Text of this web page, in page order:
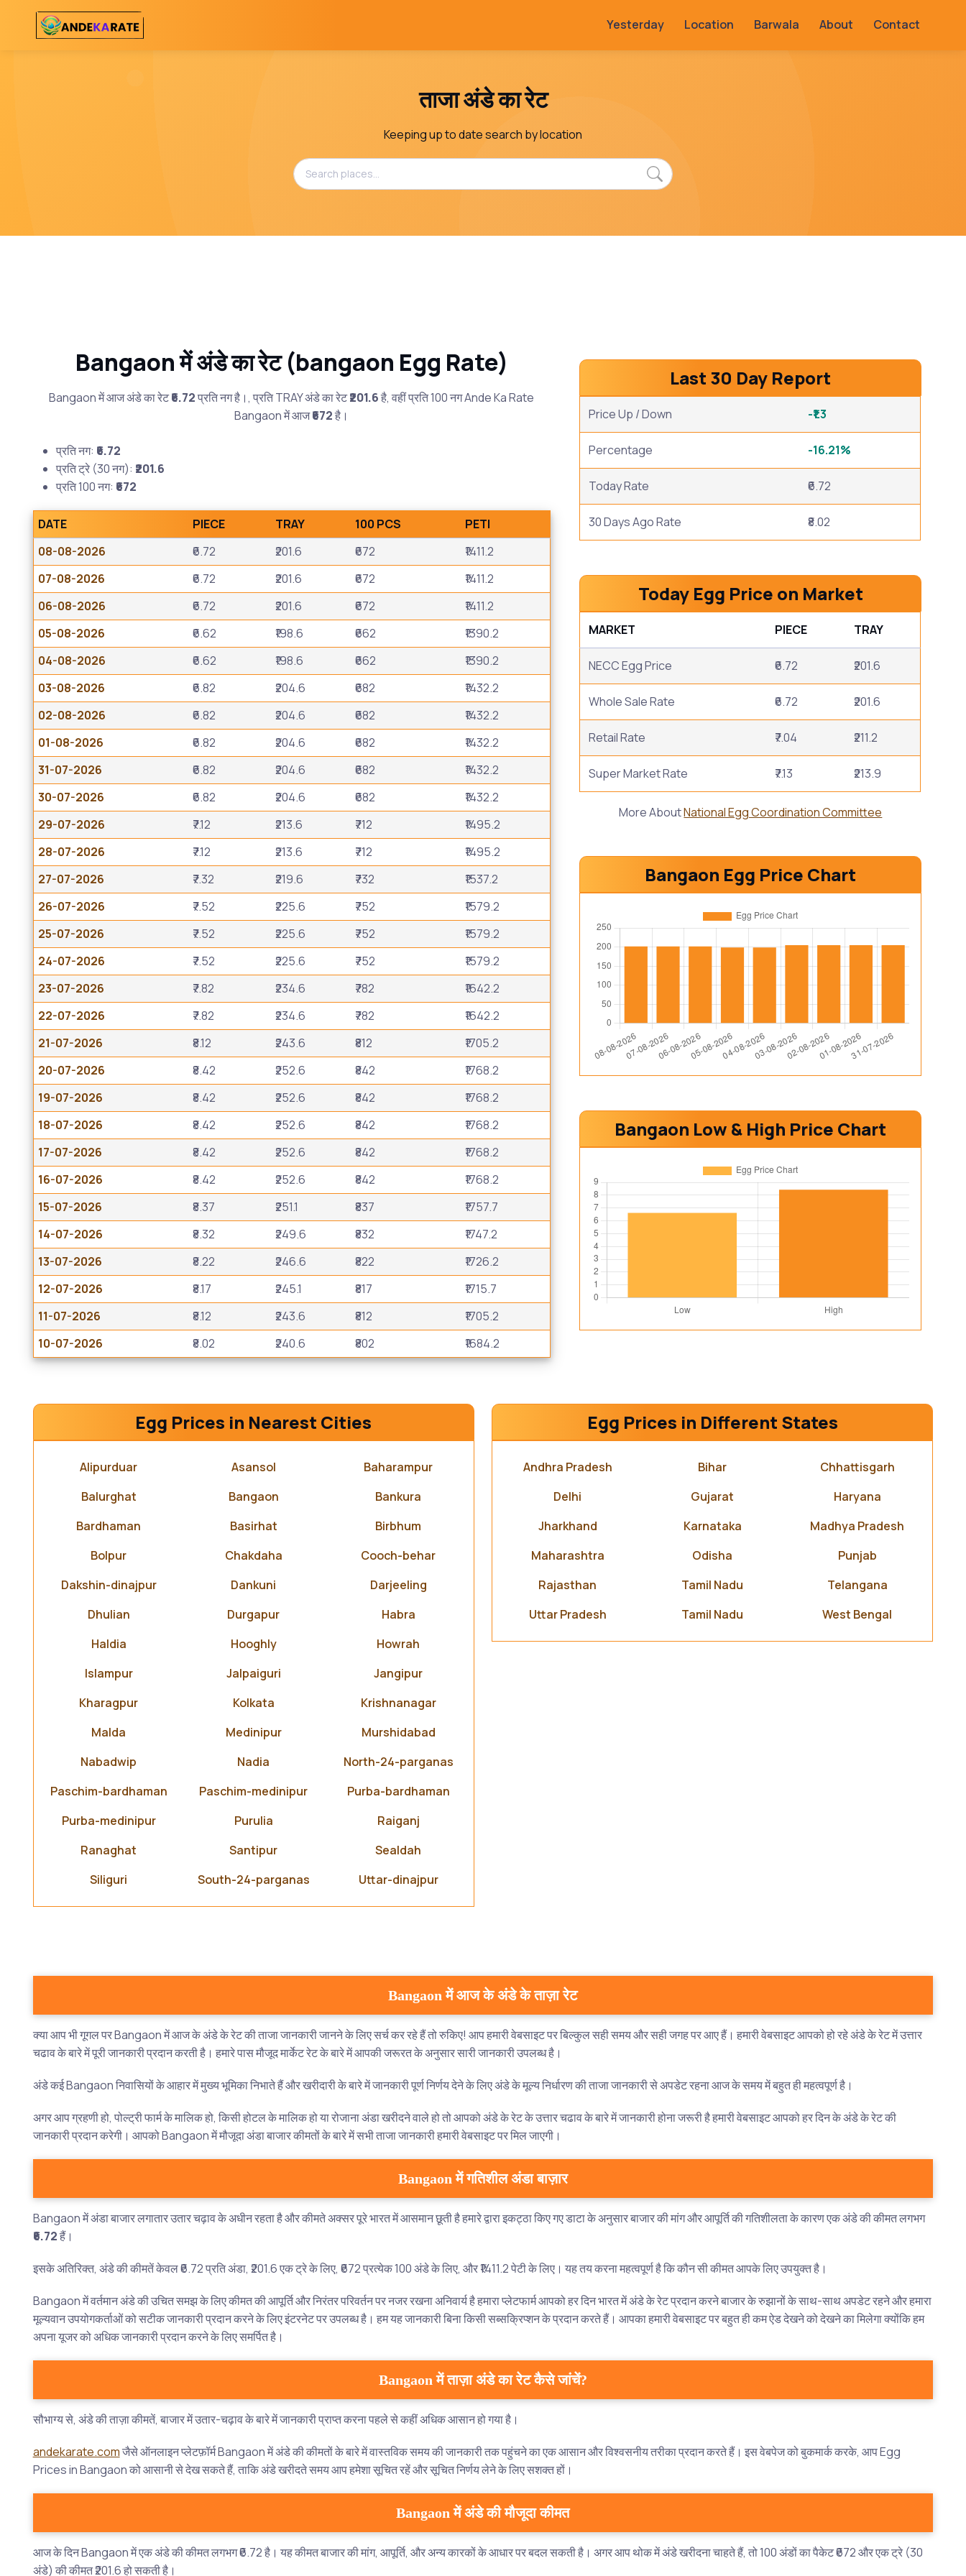
Yesterday Location Barwala About Contact
ताजा अंडे का रेट
Keeping up to date search by location
Bangaon में अंडे का रेट (bangaon Egg Rate)
Bangaon में आज अंडे का रेट₹6.72प्रति नग है।, प्रति TRAY अंडे का रेट₹201.6है, वहीं प्रति 100 नग Ande Ka Rate
Bangaon में आज₹672है।
प्रति नग: ₹6.72
प्रति ट्रे (30 नग): ₹201.6
प्रति 100 नग: ₹672
DATE PIECE TRAY 100 PCS
PETI
08-08-2026
₹6.72 ₹201.6 ₹672
₹1411.2
07-08-2026
₹6.72 ₹201.6 ₹672
₹1411.2
06-08-2026
₹6.72 ₹201.6 ₹672
₹1411.2
05-08-2026
₹6.62 ₹198.6 ₹662
₹1390.2
04-08-2026
₹6.62 ₹198.6 ₹662
₹1390.2
03-08-2026
₹6.82 ₹204.6 ₹682
₹1432.2
02-08-2026
₹6.82 ₹204.6 ₹682
₹1432.2
01-08-2026
₹6.82 ₹204.6 ₹682
₹1432.2
31-07-2026
₹6.82 ₹204.6 ₹682
₹1432.2
30-07-2026
₹6.82 ₹204.6 ₹682
₹1432.2
29-07-2026
₹7.12 ₹213.6 ₹712
₹1495.2
28-07-2026
₹7.12 ₹213.6 ₹712
₹1495.2
27-07-2026
₹7.32 ₹219.6 ₹732
₹1537.2
26-07-2026
₹7.52 ₹225.6 ₹752
₹1579.2
25-07-2026
₹7.52 ₹225.6 ₹752
₹1579.2
24-07-2026
₹7.52 ₹225.6 ₹752
₹1579.2
23-07-2026
₹7.82 ₹234.6 ₹782
₹1642.2
22-07-2026
₹7.82 ₹234.6 ₹782
₹1642.2
21-07-2026
₹8.12 ₹243.6 ₹812
₹1705.2
20-07-2026
₹8.42 ₹252.6 ₹842
₹1768.2
19-07-2026
₹8.42 ₹252.6 ₹842
₹1768.2
18-07-2026
₹8.42 ₹252.6 ₹842
₹1768.2
17-07-2026
₹8.42 ₹252.6 ₹842
₹1768.2
16-07-2026
₹8.42 ₹252.6 ₹842
₹1768.2
15-07-2026
₹8.37 ₹251.1 ₹837
₹1757.7
14-07-2026
₹8.32 ₹249.6 ₹832
₹1747.2
13-07-2026
₹8.22 ₹246.6 ₹822
₹1726.2
12-07-2026
₹8.17 ₹245.1 ₹817
₹1715.7
11-07-2026
₹8.12 ₹243.6 ₹812
₹1705.2
10-07-2026
₹8.02 ₹240.6 ₹802 ₹1684.2
Last 30 Day Report
Price Up / Down -₹1.3
Percentage -16.21%
Today Rate ₹6.72
30 Days Ago Rate ₹8.02
Today Egg Price on Market
MARKET PIECE TRAY
NECC Egg Price ₹6.72 ₹201.6
Whole Sale Rate ₹6.72 ₹201.6
Retail Rate ₹7.04 ₹211.2
Super Market Rate ₹7.13 ₹213.9
More AboutNational Egg Coordination Committee
Bangaon Egg Price Chart
Bangaon Low & High Price Chart
Egg Prices in Nearest Cities
Alipurduar Asansol
Baharampur
Balurghat
Bangaon
Bankura
Bardhaman
Basirhat
Birbhum
Bolpur
Chakdaha
Cooch-behar
Dakshin-dinajpur
Dankuni
Darjeeling
Dhulian
Durgapur
Habra
Haldia
Hooghly
Howrah
Islampur
Jalpaiguri
Jangipur
Kharagpur
Kolkata
Krishnanagar
Malda
Medinipur
Murshidabad
Nabadwip
Nadia
North-24-parganas
Paschim-bardhaman
Paschim-medinipur
Purba-bardhaman
Purba-medinipur
Purulia
Raiganj
Ranaghat
Santipur
Sealdah
Siliguri
South-24-parganas Uttar-dinajpur
Egg Prices in Different States
Andhra Pradesh Bihar
Chhattisgarh
Delhi
Gujarat
Haryana
Jharkhand
Karnataka
Madhya Pradesh
Maharashtra
Odisha
Punjab
Rajasthan
Tamil Nadu
Telangana
Uttar Pradesh
Tamil Nadu West Bengal
Bangaon में आज के अंडे के ताज़ा रेट
क्या आप भी गूगल पर Bangaon में आज के अंडे के रेट की ताजा जानकारी जानने के लिए सर्च कर रहे हैं तो रुकिए! आप हमारी वेबसाइट पर बिल्कुल सही समय और सही जगह पर आए हैं। हमारी वेबसाइट आपको हो रहे अंडे के रेट में उत्तार
चढाव के बारे में पूरी जानकारी प्रदान करती है। हमारे पास मौजूद मार्केट रेट के बारे में आपकी जरूरत के अनुसार सारी जानकारी उपलब्ध है।
अंडे कई Bangaon निवासियों के आहार में मुख्य भूमिका निभाते हैं और खरीदारी के बारे में जानकारी पूर्ण निर्णय देने के लिए अंडे के मूल्य निर्धारण की ताजा जानकारी से अपडेट रहना आज के समय में बहुत ही महत्वपूर्ण है।
अगर आप ग्रहणी हो, पोल्ट्री फार्म के मालिक हो, किसी होटल के मालिक हो या रोजाना अंडा खरीदने वाले हो तो आपको अंडे के रेट के उत्तार चढाव के बारे में जानकारी होना जरूरी है हमारी वेबसाइट आपको हर दिन के अंडे के रेट की
जानकारी प्रदान करेगी। आपको Bangaon में मौजूदा अंडा बाजार कीमतों के बारे में सभी ताजा जानकारी हमारी वेबसाइट पर मिल जाएगी।
Bangaon में गतिशील अंडा बाज़ार
Bangaon में अंडा बाजार लगातार उतार चढ़ाव के अधीन रहता है और कीमते अक्सर पूरे भारत में आसमान छूती है हमारे द्वारा इकट्ठा किए गए डाटा के अनुसार बाजार की मांग और आपूर्ति की गतिशीलता के कारण एक अंडे की कीमत लगभग
₹6.72हैं।
इसके अतिरिक्त, अंडे की कीमतें केवल ₹6.72 प्रति अंडा, ₹201.6 एक ट्रे के लिए, ₹672 प्रत्येक 100 अंडे के लिए, और ₹1411.2 पेटी के लिए। यह तय करना महत्वपूर्ण है कि कौन सी कीमत आपके लिए उपयुक्त है।
Bangaon में वर्तमान अंडे की उचित समझ के लिए कीमत की आपूर्ति और निरंतर परिवर्तन पर नजर रखना अनिवार्य है हमारा प्लेटफार्म आपको हर दिन भारत में अंडे के रेट प्रदान करने बाजार के रुझानों के साथ-साथ अपडेट रहने और हमारा
मूल्यवान उपयोगकर्ताओं को सटीक जानकारी प्रदान करने के लिए इंटरनेट पर उपलब्ध है। हम यह जानकारी बिना किसी सब्सक्रिप्शन के प्रदान करते हैं। आपका हमारी वेबसाइट पर बहुत ही कम ऐड देखने को देखने का मिलेगा क्योंकि हम
अपना यूजर को अधिक जानकारी प्रदान करने के लिए समर्पित है।
Bangaon में ताज़ा अंडे का रेट कैसे जांचें?
सौभाग्य से, अंडे की ताज़ा कीमतें, बाजार में उतार-चढ़ाव के बारे में जानकारी प्राप्त करना पहले से कहीं अधिक आसान हो गया है।
andekarate.comजैसे ऑनलाइन प्लेटफ़ॉर्म Bangaon में अंडे की कीमतों के बारे में वास्तविक समय की जानकारी तक पहुंचने का एक आसान और विश्वसनीय तरीका प्रदान करते हैं। इस वेबपेज को बुकमार्क करके, आप Egg
Prices in Bangaon को आसानी से देख सकते हैं, ताकि अंडे खरीदते समय आप हमेशा सूचित रहें और सूचित निर्णय लेने के लिए सशक्त हों।
Bangaon में अंडे की मौजूदा कीमत
आज के दिन Bangaon में एक अंडे की कीमत लगभग ₹6.72 है। यह कीमत बाजार की मांग, आपूर्ति, और अन्य कारकों के आधार पर बदल सकती है। अगर आप थोक में अंडे खरीदना चाहते हैं, तो 100 अंडों का पैकेट ₹672 और एक ट्रे (30
अंडे) की कीमत ₹201.6 हो सकती है।